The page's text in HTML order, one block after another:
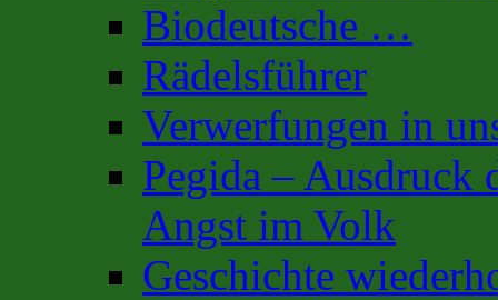
Biodeutsche …
Rädelsführer
Verwerfungen in
Pegida – Ausdruck
Angst im Volk
Geschichte